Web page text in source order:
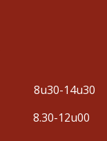
8u30-14u30
8.30-12u00